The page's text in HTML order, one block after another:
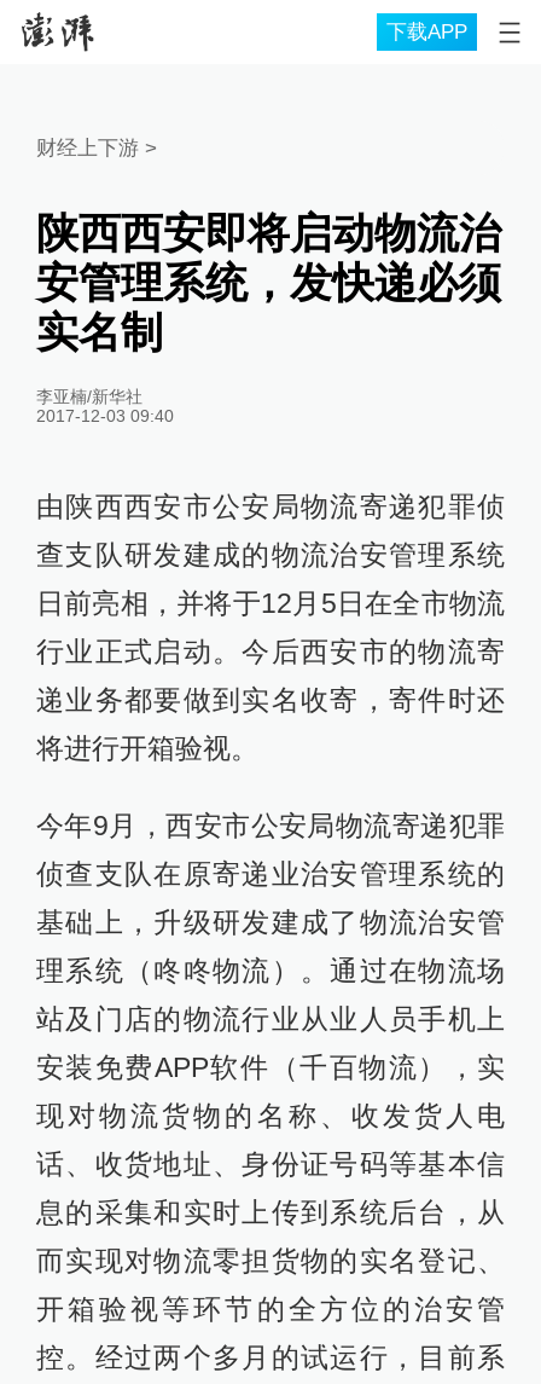
下载APP
财经上下游 >
陕西西安即将启动物流治
安管理系统，发快递必须
实名制
李亚楠/新华社
2017-12-03 09:40
由陕西西安市公安局物流寄递犯罪侦
查支队研发建成的物流治安管理系统
日前亮相，并将于12月5日在全市物流
行业正式启动。今后西安市的物流寄
递业务都要做到实名收寄，寄件时还
将进行开箱验视。
今年9月，西安市公安局物流寄递犯罪
侦查支队在原寄递业治安管理系统的
基础上，升级研发建成了物流治安管
理系统（咚咚物流）。通过在物流场
站及门店的物流行业从业人员手机上
安装免费APP软件（千百物流），实
现对物流货物的名称、收发货人电
话、收货地址、身份证号码等基本信
息的采集和实时上传到系统后台，从
而实现对物流零担货物的实名登记、
开箱验视等环节的全方位的治安管
控。经过两个多月的试运行，目前系